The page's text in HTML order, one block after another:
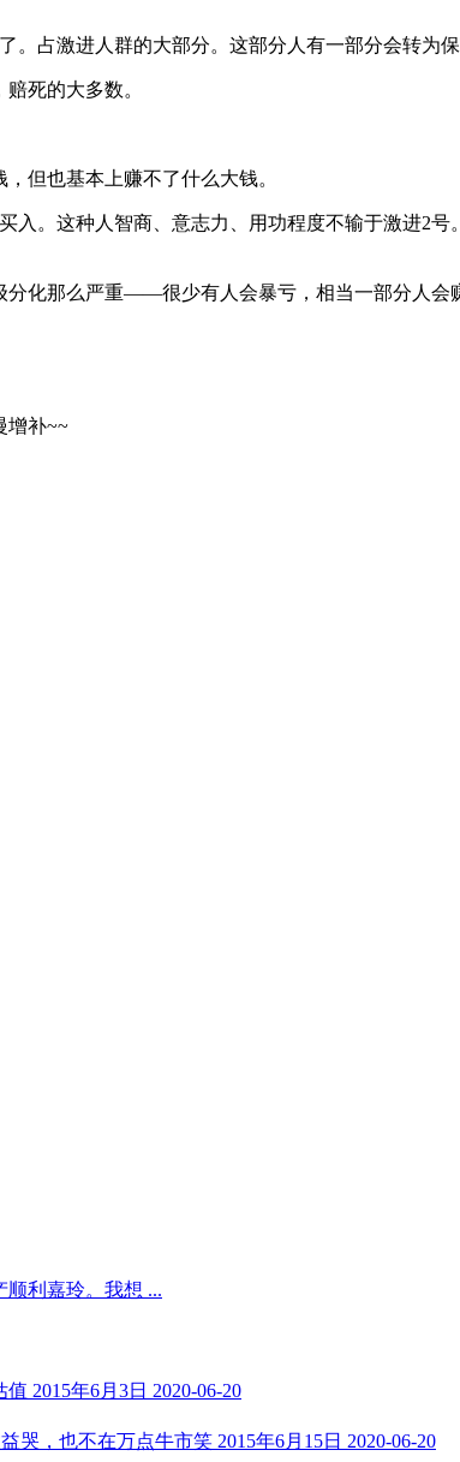
占激进人群的大部分。这部分人有一部分会转为
死的大多数。
但也基本上赚不了什么大钱。
。这种人智商、意志力、用功程度不输于激进2
化那么严重——很少有人会暴亏，相当一部分人会
增补~~
利嘉玲。我想 ...
2015年6月3日 2020-06-20
哭，也不在万点牛市笑 2015年6月15日 2020-06-20